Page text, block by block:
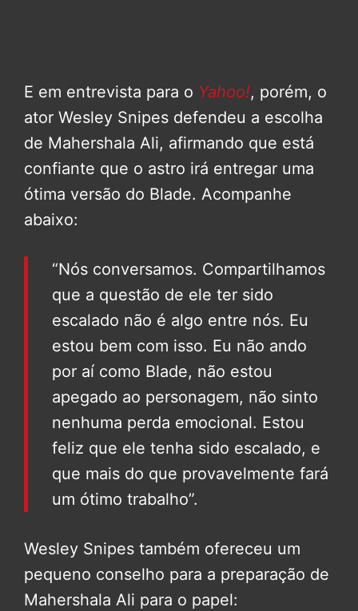
E em entrevista para o Yahoo!, porém, o
ator Wesley Snipes defendeu a escolha
de Mahershala Ali, afirmando que está
confiante que o astro irá entregar uma
ótima versão do Blade. Acompanhe
abaixo:
“Nós conversamos. Compartilhamos
que a questão de ele ter sido
escalado não é algo entre nós. Eu
estou bem com isso. Eu não ando
por aí como Blade, não estou
apegado ao personagem, não sinto
nenhuma perda emocional. Estou
feliz que ele tenha sido escalado, e
que mais do que provavelmente fará
um ótimo trabalho”.
Wesley Snipes também ofereceu um
pequeno conselho para a preparação de
Mahershala Ali para o papel: